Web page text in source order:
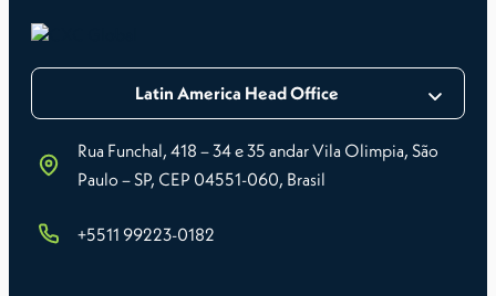
Latin America Head Office
Rua Funchal, 418 – 34 e 35 andar Vila Olimpia, São
Paulo – SP, CEP 04551-060, Brasil
+5511 99223-0182